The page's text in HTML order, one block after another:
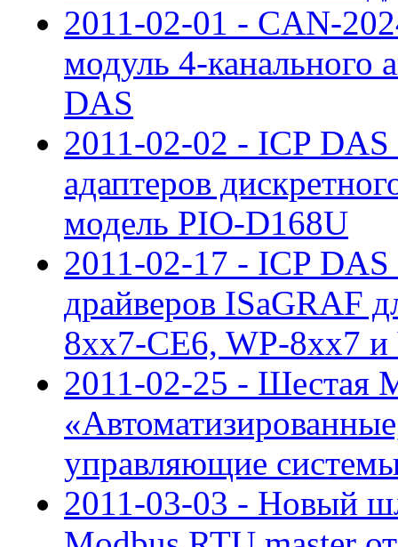
2011-02-01 - CAN-
модуль 4-канального
DAS
2011-02-02 - ICP
адаптеров
модель PIO-D168U
2011-02-17 - ICP
драйверов ISaGRAF
8xx7-CE6, WP-8xx7
2011-02-25 - Шестая
управляющие
2011-03-03 - Новый